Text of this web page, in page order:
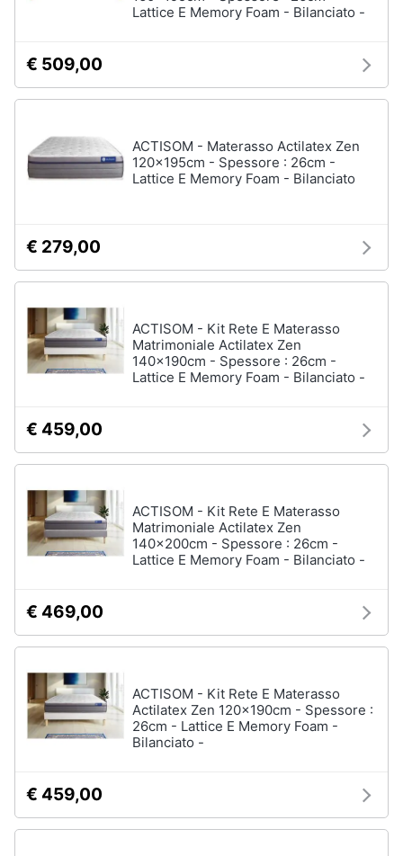
Lattice E Memory Foam - Bilanciato -
€ 509,00
ACTISOM - Materasso Actilatex Zen
120x195cm - Spessore : 26cm -
Lattice E Memory Foam - Bilanciato
€ 279,00
ACTISOM - Kit Rete E Materasso
Matrimoniale Actilatex Zen
140x190cm - Spessore : 26cm -
Lattice E Memory Foam - Bilanciato -
€ 459,00
ACTISOM - Kit Rete E Materasso
Matrimoniale Actilatex Zen
140x200cm - Spessore : 26cm -
Lattice E Memory Foam - Bilanciato -
€ 469,00
ACTISOM - Kit Rete E Materasso
Actilatex Zen 120x190cm - Spessore :
26cm - Lattice E Memory Foam -
Bilanciato -
€ 459,00